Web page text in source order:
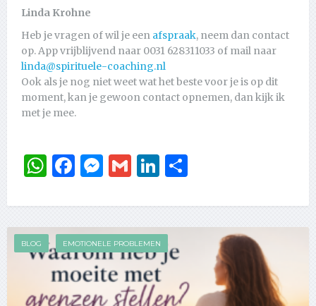
Linda Krohne
Heb je vragen of wil je een afspraak, neem dan contact
op. App vrijblijvend naar 0031 628311033 of mail naar
linda@spirituele-coaching.nl
Ook als je nog niet weet wat het beste voor je is op dit
moment, kan je gewoon contact opnemen, dan kijk ik
met je mee.
WhatsApp
Facebook
Messenger
GmailLinkedIn
BLOG EMOTIONELE PROBLEMEN